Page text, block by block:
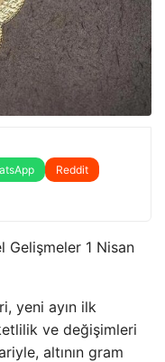
Reddit
Gelişmeler 1 Nisan
yeni ayın ilk
ve değişimleri
altının gram